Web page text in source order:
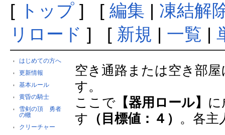
[ トップ] [ 編集 | 凍結解
リロード ] [ 新規 | 一覧 |
はじめての方へ
更新情報
基本ルール
黄昏の騎士
雪剣の頂 勇者
の轍
クリーチャー
空き通路または空き部
す。
ここで 【器用ロール】
す （目標値：４） 。各主